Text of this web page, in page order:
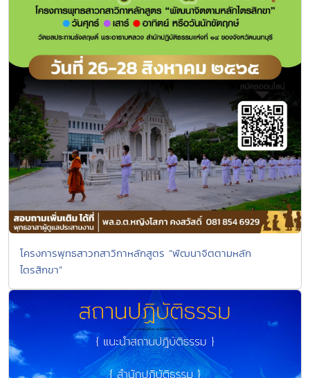
โครงการพุทธสาวกสาวิกาหลักสูตร “พัฒนาจิตตามหลัก
ไตรสิกขา”